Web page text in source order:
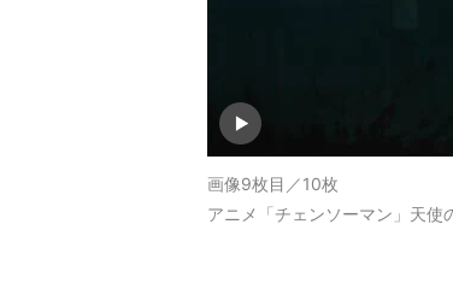
画像9枚目／10枚
アニメ「チェンソーマン」天使